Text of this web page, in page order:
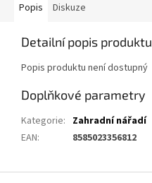
Popis Diskuze
Detailní popis produktu
Popis produktu není dostupný
Doplňkové parametry
Kategorie: Zahradní nářadí
EAN: 8585023356812